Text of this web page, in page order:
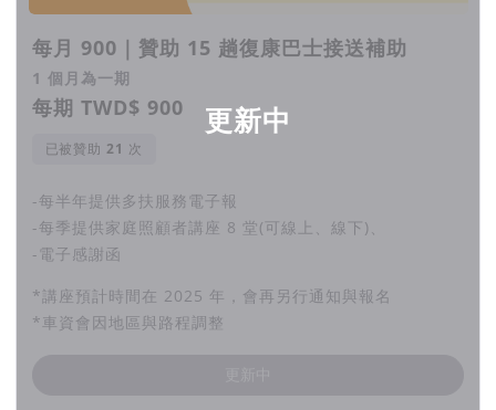
更新中
每月 900｜贊助 15 趟復康巴士接送補助
1 個月為一期
每期 TWD$ 900
已被贊助 次
-每半年提供多扶服務電子報
-每季提供家庭照顧者講座 8 堂(可線上、線下)、
-電子感謝函
*講座預計時間在 2025 年，會再另行通知與報名
*車資會因地區與路程調整